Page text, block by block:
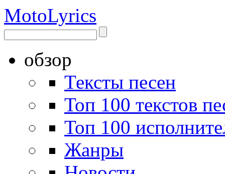
MotoLyrics
обзор
Тексты песен
Топ 100 текстов
Топ 100
Жанры